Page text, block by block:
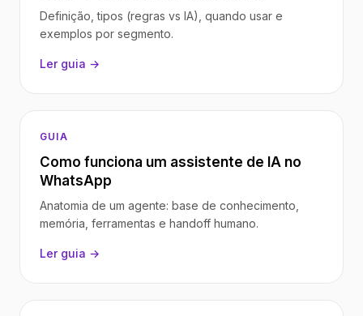
Definição, tipos (regras vs IA), quando usar e
exemplos por segmento.
Ler guia →
GUIA
Como funciona um assistente de IA no
WhatsApp
Anatomia de um agente: base de conhecimento,
memória, ferramentas e handoff humano.
Ler guia →